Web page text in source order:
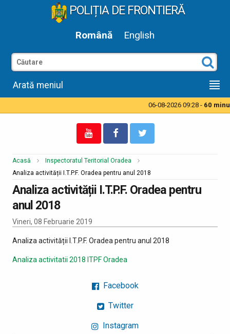
POLIȚIA DE FRONTIERĂ
Română English
Arată meniul
06-08-2026 09:28 -60
Acasă
Inspectoratul Teritorial Oradea
Analiza activității I.T.P.F. Oradea pentru anul 2018
Analiza activității I.T.P.F. Oradea pentru
anul 2018
Vineri, 08 Februarie 2019
Analiza activității I.T.P.F. Oradea pentru anul 2018
Analiza activitatii 2018 ITPF Oradea
Facebook
Twitter
Instagram